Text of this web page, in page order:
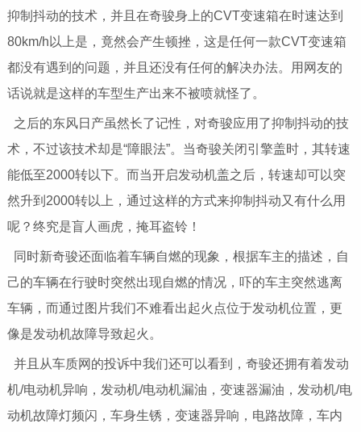
抑制抖动的技术，并且在奇骏身上的CVT变速箱在时速达到
80km/h以上是，竟然会产生顿挫，这是任何一款CVT变速箱
都没有遇到的问题，并且还没有任何的解决办法。用网友的
话说就是这样的车型生产出来不被喷就怪了。
之后的东风日产虽然长了记性，对奇骏应用了抑制抖动的技
术，不过该技术却是“障眼法”。当奇骏关闭引擎盖时，其转速
能低至2000转以下。而当开启发动机盖之后，转速却可以突
然升到2000转以上，通过这样的方式来抑制抖动又有什么用
呢？终究是盲人画虎，掩耳盗铃！
同时新奇骏还面临着车辆自燃的现象，根据车主的描述，自
己的车辆在行驶时突然出现自燃的情况，吓的车主突然逃离
车辆，而通过图片我们不难看出起火点位于发动机位置，更
像是发动机故障导致起火。
并且从车质网的投诉中我们还可以看到，奇骏还拥有着发动
机/电动机异响，发动机/电动机漏油，变速器漏油，发动机/电
动机故障灯频闪，车身生锈，变速器异响，电路故障，车内